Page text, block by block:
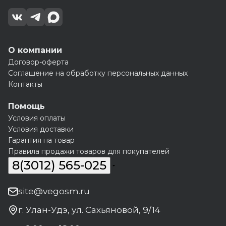
О компании
Договор-оферта
Соглашение на обработку персональных данных
Контакты
Помощь
Условия оплаты
Условия доставки
Гарантия на товар
Правила продажи товаров для покупателей
8(3012) 565-025
site@vegosm.ru
г. Улан-Удэ, ул. Сахьяновой, 9/14